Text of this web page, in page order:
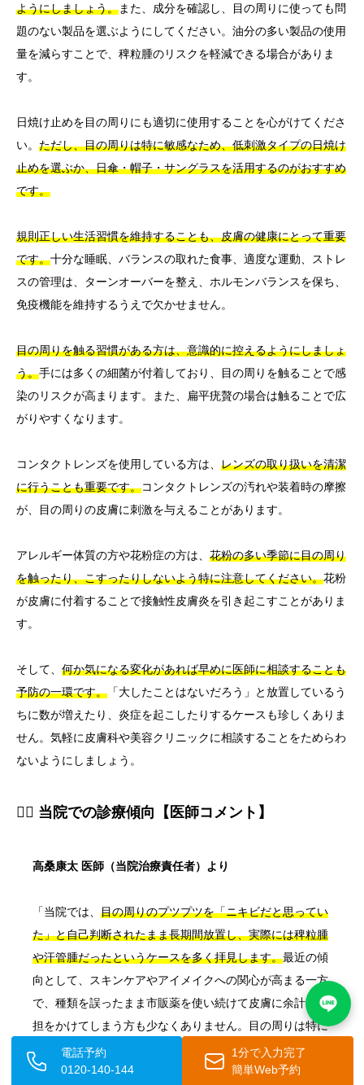
ようにしましょう。また、成分を確認し、目の周りに使っても問
題のない製品を選ぶようにしてください。油分の多い製品の使用
量を減らすことで、稗粒腫のリスクを軽減できる場合がありま
す。
日焼け止めを目の周りにも適切に使用することを心がけてくださ
い。 ただし、目の周りは特に敏感なため、低刺激タイプの日焼け
止めを選ぶか、日傘・帽子・サングラスを活用するのがおすすめ
です。
規則正しい生活習慣を維持することも、皮膚の健康にとって重要
です。十分な睡眠、バランスの取れた食事、適度な運動、ストレ
スの管理は、ターンオーバーを整え、ホルモンバランスを保ち、
免疫機能を維持するうえで欠かせません。
目の周りを触る習慣がある方は、意識的に控えるようにしましょ
う。手には多くの細菌が付着しており、目の周りを触ることで感
染のリスクが高まります。また、扁平疣贅の場合は触ることで広
がりやすくなります。
コンタクトレンズを使用している方は、 レンズの取り扱いを清潔
に行うことも重要です。コンタクトレンズの汚れや装着時の摩擦
が、目の周りの皮膚に刺激を与えることがあります。
アレルギー体質の方や花粉症の方は、 花粉の多い季節に目の周り
を触ったり、こすったりしないよう特に注意してください。花粉
が皮膚に付着することで接触性皮膚炎を引き起こすことがありま
す。
そして、 何か気になる変化があれば早めに医師に相談することも
予防の一環です。 「大したことはないだろう」と放置しているう
ちに数が増えたり、炎症を起こしたりするケースも珍しくありま
せん。気軽に皮膚科や美容クリニックに相談することをためらわ
ないようにしましょう。
👨‍⚕️ 当院での診療傾向【医師コメント】
高桑康太 医師（当院治療責任者）より
「当院では、 目の周りのプツプツを「ニキビだと思ってい
た」と自己判断されたまま長期間放置し、実際には稗粒腫
や汗管腫だったというケースを多く拝見します。最近の傾
向として、スキンケアやアイメイクへの関心が高まる一方
で、種類を誤ったまま市販薬を使い続けて皮膚に余計な負
担をかけてしまう方も少なくありません。目の周りは特に
繊細な部位ですので、
「なかなか治らない」「なんとなく
増えてきた気がする」と感じた際には、早めに専門医にご
電話予約
0120-140-144
1分で入力完了
簡単Web予約